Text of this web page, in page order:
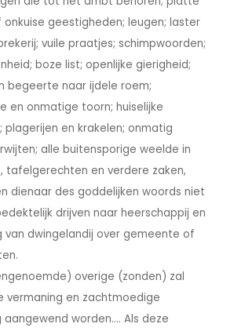
geestigheden; leugen; laster
vuile praatjes; schimpwoorden;
boze list; openlijke gierigheid;
begeerte naar ijdele roem;
en onmatige toorn; huiselijke
plagerijen en krakelen; onmatig
alle buitensporige weelde in
tafelgerechten en verdere zaken,
dienaar des goddelijken woords niet
drijven naar heerschappij en
van dwingelandij over gemeente of
overige (zonden) zal
vermaning en zachtmoedige
worden.... Als deze